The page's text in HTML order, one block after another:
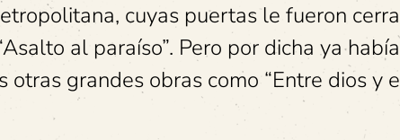
cuyas puertas le fueron
al paraíso”. Pero por dicha ya
otras grandes obras como “Entre dios y